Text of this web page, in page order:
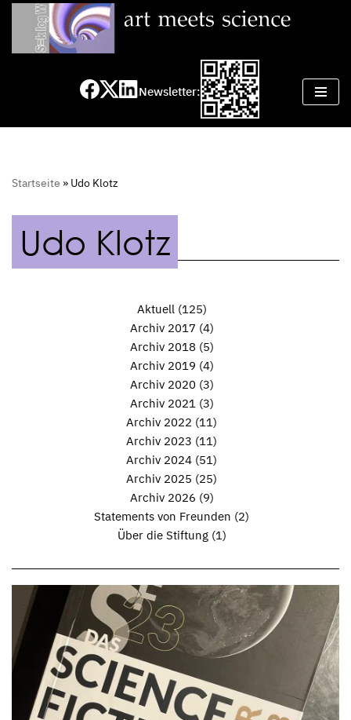
Zum
Newsletter:
Startseite » Udo Klotz
Udo Klotz
Aktuell(125)
Archiv 2017 (4)
Archiv 2018 (5)
Archiv 2019 (4)
Archiv 2020 (3)
Archiv 2021(3)
Archiv 2022 (11)
Archiv 2023 (11)
Archiv 2024 (51)
Archiv 2025 (25)
Archiv 2026 (9)
Statements von Freunden (2)
Über die Stiftung(1)